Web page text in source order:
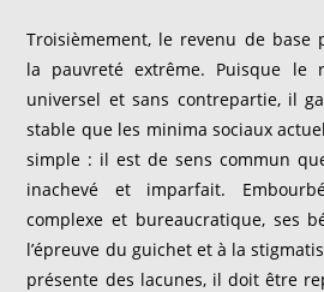
Troisièmement, le revenu de base
la pauvreté extrême. Puisque le
universel et sans contrepartie, il
stable que les minima sociaux
simple : il est de sens commun
inachevé et imparfait.
complexe et bureaucratique, ses
l’épreuve du guichet et à la
présente des lacunes, il doit être